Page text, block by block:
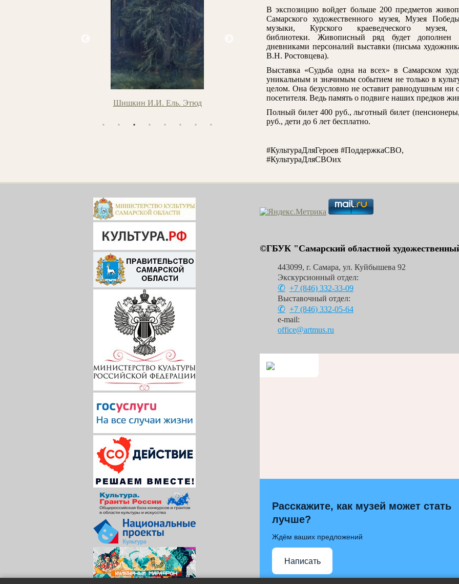
Шишкин И.И. Ель. Этюд Ледантю М.В. Кожевники на Куре Тропинин В.А. Портрет
(Портрет дамы)
В экспозицию войдет больше 200 предметов
Самарского художественного музея, Музея
музыки, Курского краеведческого
библиотеки. Живописный ряд будет дополнен
дневниками персоналий выставки (письма
В.Н. Ростовцева).
Выставка «Судьба одна на всех» в Самарском
уникальным и значимым событием не только в
целом. Она безусловно не оставит равнодушным ни
посетителя. Ведь память о подвиге наших предков
Полный билет 400 руб., льготный билет
руб., дети до 6 лет бесплатно.
#КультураДляГероев #ПоддержкаСВО,
#КультураДляСВОих
©ГБУК "Самарский областной
443099, г. Самара, ул. Куйбышева 92
Экскурсионный отдел:
+7 (846) 332-33-09
Выставочный отдел:
+7 (846) 332-05-64
e-mail:
office@artmus.ru
Расскажите, как музей может стать
лучше?
Ждём ваших предложений
Написать